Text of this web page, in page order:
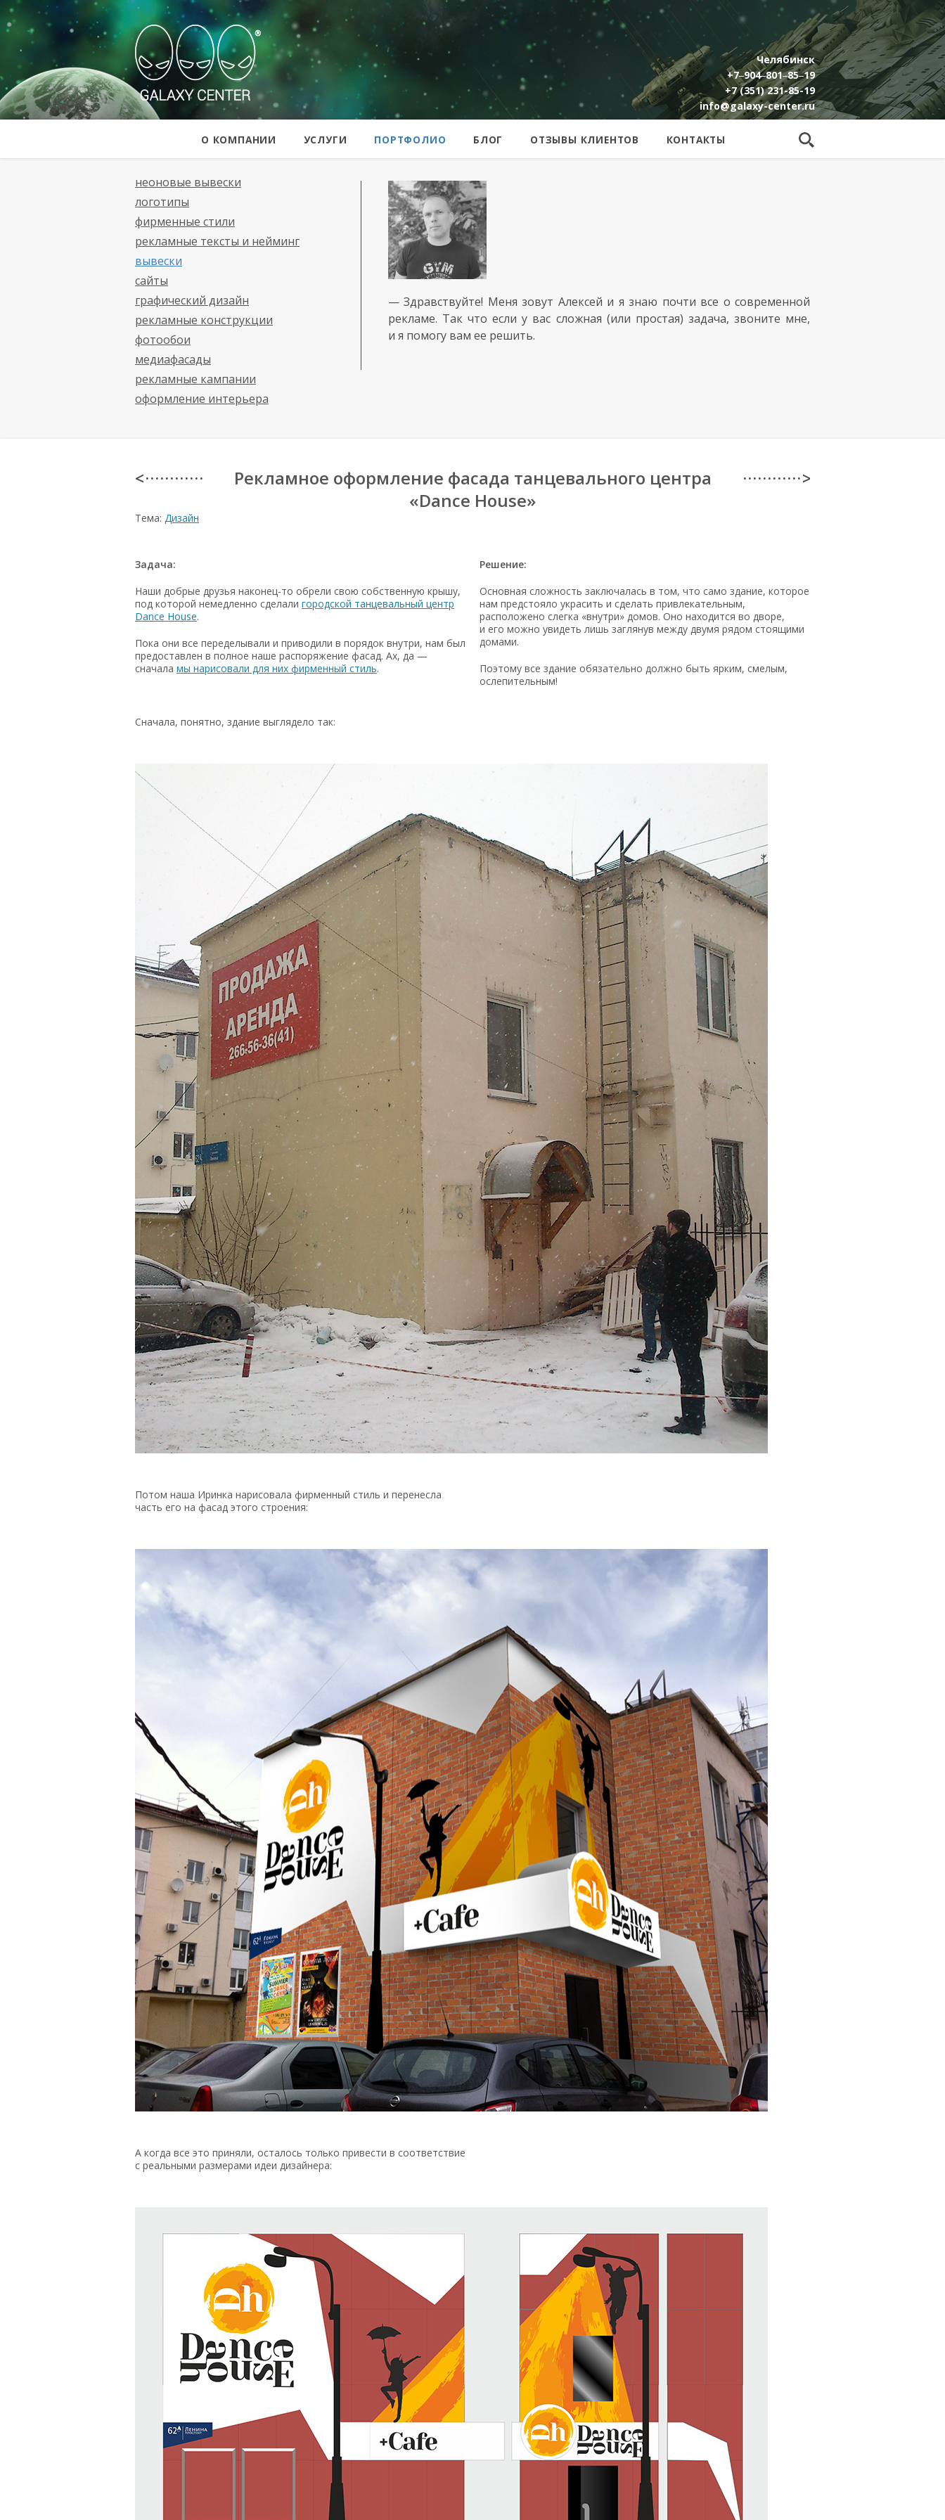
Galaxy Center
Челябинск
+7‒904‒801‒85‒19
+7 (351) 231-85-19
info@galaxy-center.ru
О КОМПАНИИ УСЛУГИ ПОРТФОЛИО БЛОГ ОТЗЫВЫ КЛИЕНТОВ КОНТАКТЫ
неоновые вывески
логотипы
фирменные стили
рекламные тексты и нейминг
вывески
сайты
графический дизайн
рекламные конструкции
фотообои
медиафасады
рекламные кампании
оформление интерьера
— Здравствуйте! Меня зовут Алексей и я знаю почти все о современной
рекламе. Так что если у вас сложная (или простая) задача, звоните мне,
и я помогу вам ее решить.
< · · · · · · · · · · · · · · · · · · · · · · · · >
Рекламное оформление фасада танцевального центра
«Dance House»
Тема: Дизайн
Задача:
Наши добрые друзья наконец-то обрели свою собственную крышу,
под которой немедленно сделали городской танцевальный центр
Dance House.
Пока они все переделывали и приводили в порядок внутри, нам был
предоставлен в полное наше распоряжение фасад. Ах, да —
сначала мы нарисовали для них фирменный стиль.
Сначала, понятно, здание выглядело так:
Потом наша Иринка нарисовала фирменный стиль и перенесла
часть его на фасад этого строения:
А когда все это приняли, осталось только привести в соответствие
с реальными размерами идеи дизайнера:
Решение:
Основная сложность заключалась в том, что само здание, которое
нам предстояло украсить и сделать привлекательным,
расположено слегка «внутри» домов. Оно находится во дворе,
и его можно увидеть лишь заглянув между двумя рядом стоящими
домами.
Поэтому все здание обязательно должно быть ярким, смелым,
ослепительным!